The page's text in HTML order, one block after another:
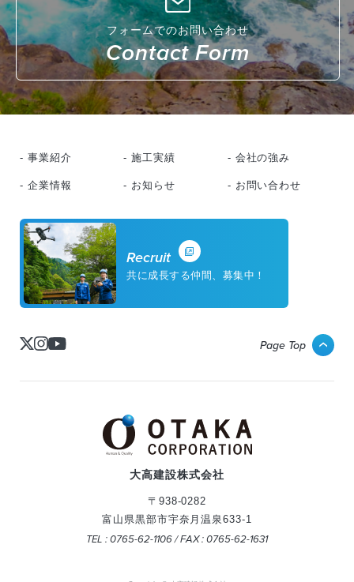
フォームでのお問い合わせ
Contact Form
- 事業紹介 - 施工実績 - 会社の強み
- 企業情報 - お知らせ - お問い合わせ
Recruit
共に成長する仲間、募集中！
Page Top
大高建設株式会社
〒938-0282
富山県黒部市宇奈月温泉633-1
TEL : 0765-62-1106 / FAX : 0765-62-1631